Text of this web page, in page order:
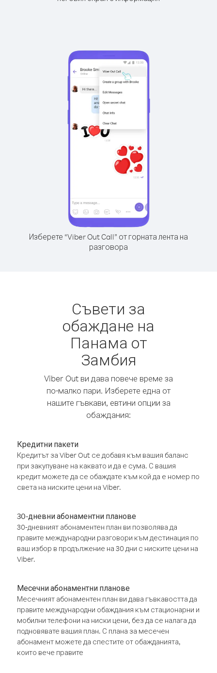
Изберете “Viber Out Call” от горната лента на
разговора
Съвети за
обаждане на
Панама от
Замбия
Viber Out ви дава повече време за
по-малко пари. Изберете една от
нашите гъвкави, евтини опции за
обаждания:
Кредитни пакети
Кредитът за Viber Out се добавя към вашия баланс
при закупуване на каквато и да е сума. С вашия
кредит можете да се обаждате към кой да е номер по
света на ниските цени на Viber.
30-дневни абонаментни планове
30-дневният абонаментен план ви позволява да
правите международни разговори към дестинация по
ваш избор в продължение на 30 дни с ниските цени на
Viber.
Месечни абонаментни планове
Месечният абонаментен план ви дава гъвкавостта да
правите международни обаждания към стационарни и
мобилни телефони на ниски цени, без да се налага да
подновявате вашия план. С плана за месечен
абонамент можете да спестите от обажданията,
които вече правите